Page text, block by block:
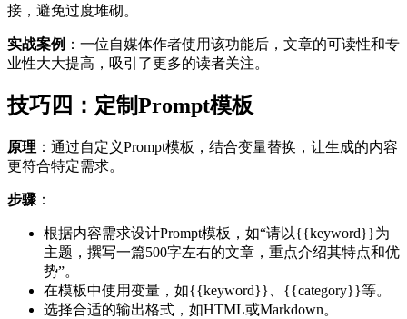
接，避免过度堆砌。
实战案例 ：一位自媒体作者使用该功能后，文章的可读性和专
业性大大提高，吸引了更多的读者关注。
技巧四：定制Prompt模板
原理 ：通过自定义Prompt模板，结合变量替换，让生成的内容
更符合特定需求。
步骤 ：
根据内容需求设计Prompt模板，如“请以{{keyword}}为
主题，撰写一篇500字左右的文章，重点介绍其特点和优
势”。
在模板中使用变量，如{{keyword}}、{{category}}等。
选择合适的输出格式，如HTML或Markdown。